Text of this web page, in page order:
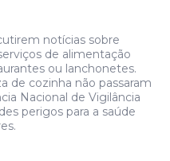
notícias sobre
de alimentação
ou lanchonetes.
de cozinha não passaram
Nacional de Vigilância
perigos para a saúde